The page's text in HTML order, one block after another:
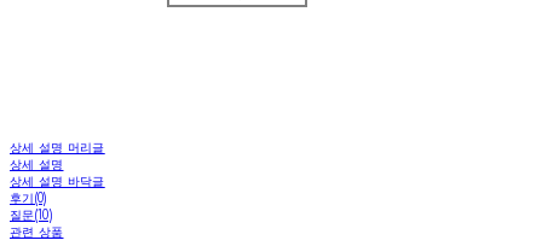
상세 설명 머리글
상세 설명
상세 설명 바닥글
후기(0)
질문(10)
관련 상품